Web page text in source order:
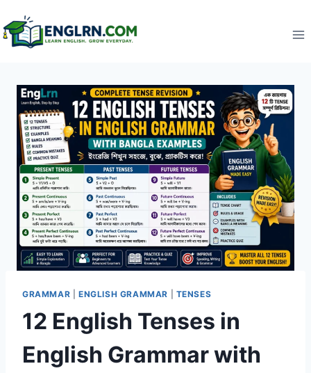
to
content
GRAMMAR ENGLISH GRAMMAR TENSES
12 English Tenses in
English Grammar with